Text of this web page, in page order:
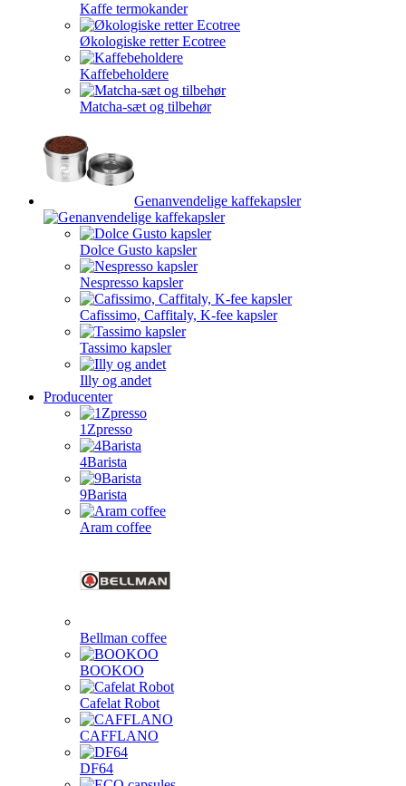
Kaffe termokander
Økologiske retter Ecotree
Kaffebeholdere
Matcha-sæt og tilbehør
Genanvendelige kaffekapsler
Dolce Gusto kapsler
Nespresso kapsler
Cafissimo, Caffitaly, K-fee kapsler
Tassimo kapsler
Illy og andet
Producenter
1Zpresso
4Barista
9Barista
Aram coffee
Bellman coffee
BOOKOO
Cafelat Robot
CAFFLANO
DF64